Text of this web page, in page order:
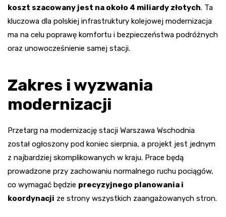
koszt szacowany jest na około 4 miliardy złotych. Ta
kluczowa dla polskiej infrastruktury kolejowej modernizacja
ma na celu poprawę komfortu i bezpieczeństwa podróżnych
oraz unowocześnienie samej stacji.
Zakres i wyzwania
modernizacji
Przetarg na modernizację stacji Warszawa Wschodnia
został ogłoszony pod koniec sierpnia, a projekt jest jednym
z najbardziej skomplikowanych w kraju. Prace będą
prowadzone przy zachowaniu normalnego ruchu pociągów,
co wymagać będzie precyzyjnego planowania i
koordynacji ze strony wszystkich zaangażowanych stron.